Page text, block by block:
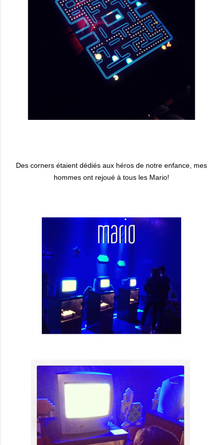
Des corners étaient dédiés aux héros de notre enfance, mes
hommes ont rejoué à tous les Mario!